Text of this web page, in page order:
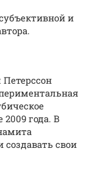
и
года. В
свои